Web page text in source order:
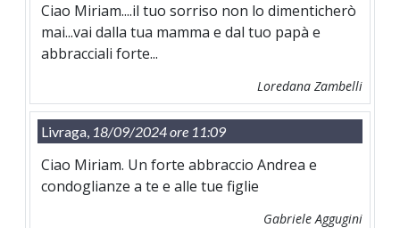
Ciao Miriam....il tuo sorriso non lo dimenticherò
mai...vai dalla tua mamma e dal tuo papà e
abbracciali forte...
Loredana Zambelli
Livraga, 18/09/2024 ore 11:09
Ciao Miriam. Un forte abbraccio Andrea e
condoglianze a te e alle tue figlie
Gabriele Aggugini